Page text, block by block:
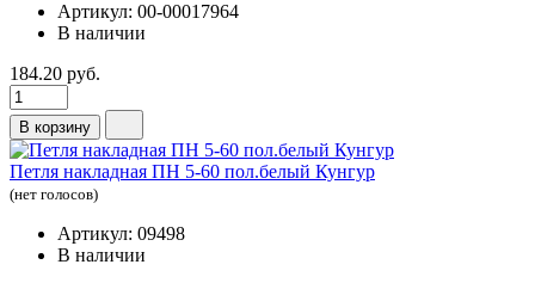
Артикул: 00-00017964
В наличии
184.20 руб.
В корзину
Петля накладная ПН 5-60 пол.белый Кунгур
(нет голосов)
Артикул: 09498
В наличии